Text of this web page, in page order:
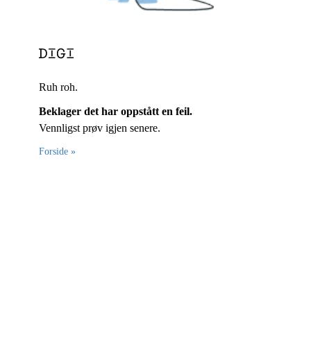
Ruh roh.
Beklager det har oppstått en feil.
Vennligst prøv igjen senere.
Forside »